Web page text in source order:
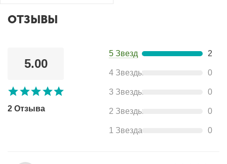
ОТЗЫВЫ
5.00
2 Отзыва
5 Звезд 2
4 Звезды 0
3 Звезды 0
2 Звезды 0
1 Звезда 0